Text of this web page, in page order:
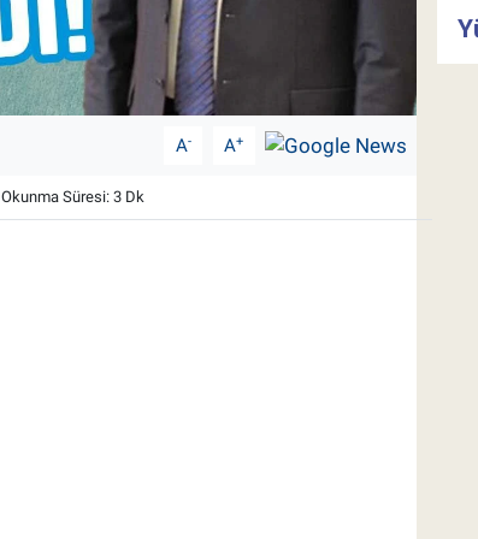
A- A+
Okunma Süresi: 3 Dk